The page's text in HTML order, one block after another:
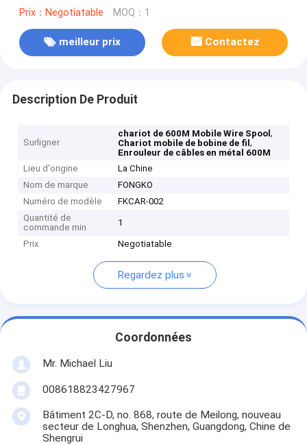
Prix：Negotiatable MOQ：1
meilleur prix Contactez
Description De Produit
Surligner
chariot de 600M Mobile Wire Spool,
Chariot mobile de bobine de fil,
Enrouleur de câbles en métal 600M
Lieu d'origine
La Chine
Nom de marque
FONGKO
Numéro de modèle
FKCAR-002
Quantité de
commande min
1
Prix Negotiatable
Regardez plus
Coordonnées
Mr. Michael Liu
008618823427967
Bâtiment 2C-D, no. 868, route de Meilong, nouveau
secteur de Longhua, Shenzhen, Guangdong, Chine de
Shengrui